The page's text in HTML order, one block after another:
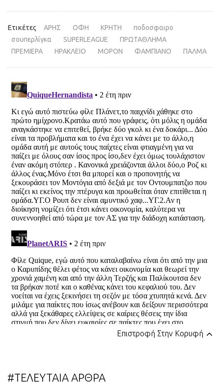
Ετικέτες ΑΡΗΣ ΟΦΗ ΚΡΗΤΗ
ποδοσφαιρο
σουπερλίγκα
SUPERLEAGUE
ΠΡΩΤΑΘΛΗΜΑ
ΠΡΕΜΙΕΡΑ
ΗΡΑΚΛΕΙΟ ΜΟΡΟΝ ΦΑΜΠΙΑΝΟ ΠΑΛΜΑ
Επιστροφή Στην Κορυφή
#ΤΕΛΕΥΤΑΙΑ ΑΡΘΡΑ